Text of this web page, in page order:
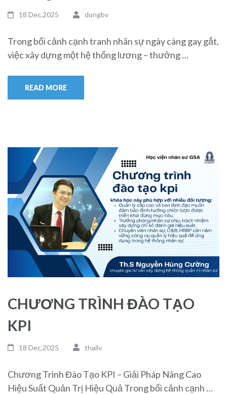
18 Dec,2025 dongbv
Trong bối cảnh cạnh tranh nhân sự ngày càng gay gắt,
việc xây dựng một hệ thống lương – thưởng …
READ MORE
CHƯƠNG TRÌNH ĐÀO TẠO
KPI
18 Dec,2025 thailv
Chương Trình Đào Tạo KPI – Giải Pháp Nâng Cao
Hiệu Suất Quản Trị Hiệu Quả Trong bối cảnh cạnh …